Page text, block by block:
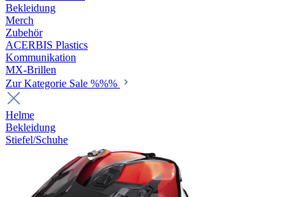
Bekleidung
Merch
Zubehör
ACERBIS Plastics
Kommunikation
MX-Brillen
Zur Kategorie Sale %%%
Helme
Bekleidung
Stiefel/Schuhe